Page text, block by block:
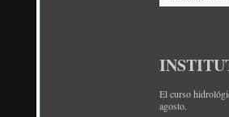
El curso
agosto.